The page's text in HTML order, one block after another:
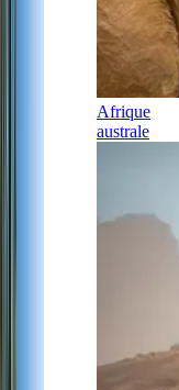
Afrique
australe